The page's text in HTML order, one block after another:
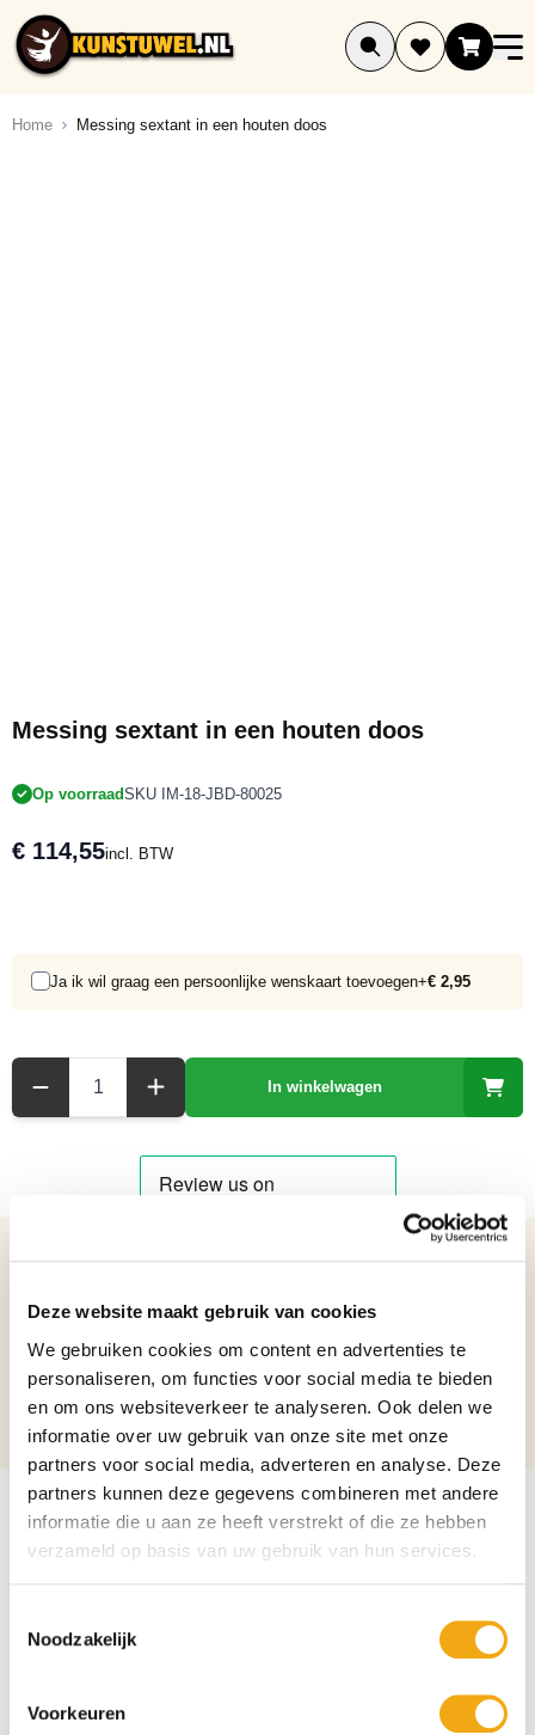
Deze website maakt gebruik van cookies
We gebruiken cookies om content en advertenties te
personaliseren, om functies voor social media te bieden
en om ons websiteverkeer te analyseren. Ook delen we
informatie over uw gebruik van onze site met onze
partners voor social media, adverteren en analyse. Deze
partners kunnen deze gegevens combineren met andere
informatie die u aan ze heeft verstrekt of die ze hebben
verzameld op basis van uw gebruik van hun services.
Noodzakelijk
Voorkeuren
Ga naar de inhoud
Home Messing sextant in een houten doos
Messing sextant in een houten doos
Op voorraadSKU IM-18-JBD-80025
€ 114,55incl. BTW
Ja ik wil graag een persoonlijke wenskaart toevoegen+€ 2,95
In winkelwagen
Details over het product
Messing sextant in een houten doos
Netto gewicht: 1.58
Hoogte: 10,4
Lengte: 22